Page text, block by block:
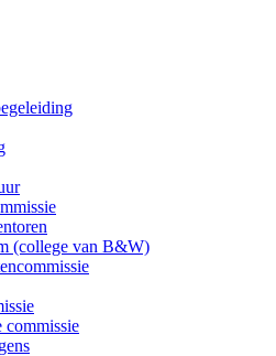
(college van B&W)
commissie